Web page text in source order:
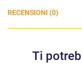
RECENSIONI (0)
Ti